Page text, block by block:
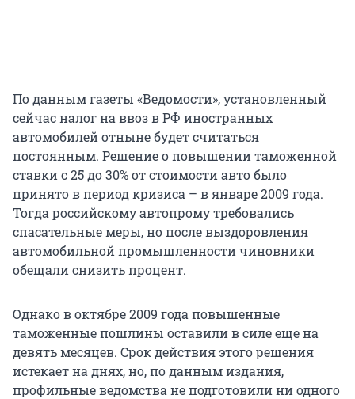
По данным газеты «Ведомости», установленный
сейчас налог на ввоз в РФ иностранных
автомобилей отныне будет считаться
постоянным. Решение о повышении таможенной
ставки с 25 до 30% от стоимости авто было
принято в период кризиса – в январе 2009 года.
Тогда российскому автопрому требовались
спасательные меры, но после выздоровления
автомобильной промышленности чиновники
обещали снизить процент.
Однако в октябре 2009 года повышенные
таможенные пошлины оставили в силе еще на
девять месяцев. Срок действия этого решения
истекает на днях, но, по данным издания,
профильные ведомства не подготовили ни одного